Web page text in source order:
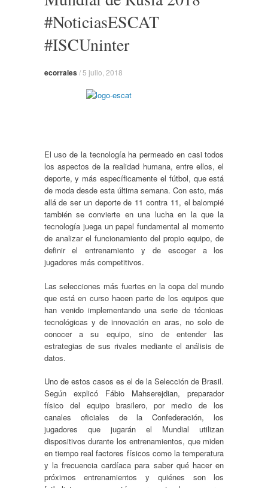
#NoticiasESCAT
#ISCUninter
ecorrales/ 5 julio, 2018
El uso de la tecnología ha permeado en casi todos
los aspectos de la realidad humana, entre ellos, el
deporte, y más específicamente el fútbol, que está
de moda desde esta última semana. Con esto, más
allá de ser un deporte de 11 contra 11, el balompié
también se convierte en una lucha en la que la
tecnología juega un papel fundamental al momento
de analizar el funcionamiento del propio equipo, de
definir el entrenamiento y de escoger a los
jugadores más competitivos.
Las selecciones más fuertes en la copa del mundo
que está en curso hacen parte de los equipos que
han venido implementando una serie de técnicas
tecnológicas y de innovación en aras, no solo de
conocer a su equipo, sino de entender las
estrategias de sus rivales mediante el análisis de
datos.
Uno de estos casos es el de la Selección de Brasil.
Según explicó Fábio Mahserejdian, preparador
físico del equipo brasilero, por medio de los
canales oficiales de la Confederación, los
jugadores que jugarán el Mundial utilizan
dispositivos durante los entrenamientos, que miden
en tiempo real factores físicos como la temperatura
y la frecuencia cardíaca para saber qué hacer en
próximos entrenamientos y quiénes son los